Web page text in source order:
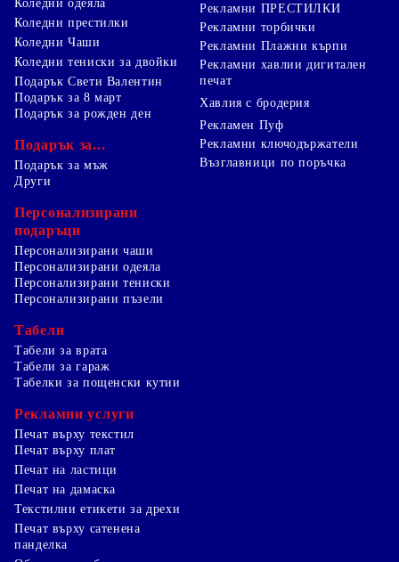
Коледни одеяла
Коледни престилки
Коледни Чаши
Коледни тениски за двойки
Подарък Свети Валентин
Подарък за 8 март
Подарък за рожден ден
Подарък за...
Подарък за мъж
Рекламни ПРЕСТИЛКИ
Рекламни торбички
Рекламни Плажни кърпи
Рекламни хавлии дигитален
печат
Хавлия с бродерия
Рекламен Пуф
Рекламни ключодържатели
Възглавници по поръчка
Други
Персонализирани
подаръци
Персонализирани чаши
Персонализирани одеяла
Персонализирани тениски
Персонализирани пъзели
Табели
Табели за врата
Табели за гараж
Табелки за пощенски кутии
Рекламни услуги
Печат върху текстил
Печат върху плат
Печат на ластици
Печат на дамаска
Текстилни етикети за дрехи
Печат върху сатенена
панделка